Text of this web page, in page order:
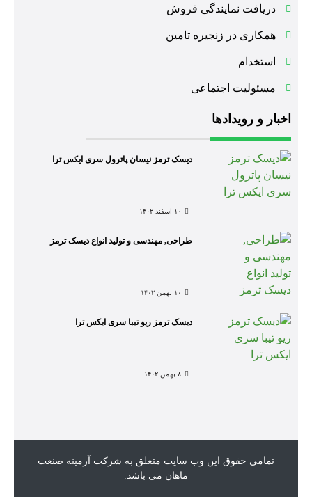
دریافت نمایندگی فروش
همکاری در زنجیره تامین
استخدام
مسئولیت اجتماعی
اخبار و رویدادها
دیسک ترمز نیسان پاترول سری ایکس ترا
۱۰ اسفند ۱۴۰۲
طراحی, مهندسی و تولید انواع دیسک ترمز
۱۰ بهمن ۱۴۰۲
دیسک ترمز ریو تیبا سری ایکس ترا
۸ بهمن ۱۴۰۲
تمامی حقوق این وب سایت متعلق به شرکت آرمینه صنعت
ماهان می باشد.